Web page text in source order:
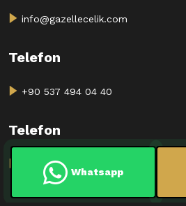
Whatsapp
info@gazellecelik.com
Telefon
+90 537 494 04 40
Telefon
+90 537 494 04 40